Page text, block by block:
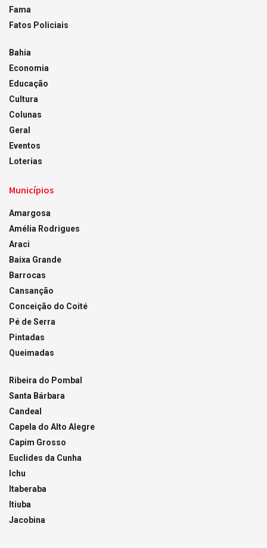
Fama
Fatos Policiais
Bahia
Economia
Educação
Cultura
Colunas
Geral
Eventos
Loterias
Municípios
Amargosa
Amélia Rodrigues
Araci
Baixa Grande
Barrocas
Cansanção
Conceição do Coité
Pé de Serra
Pintadas
Queimadas
Ribeira do Pombal
Santa Bárbara
Candeal
Capela do Alto Alegre
Capim Grosso
Euclides da Cunha
Ichu
Itaberaba
Itiuba
Jacobina